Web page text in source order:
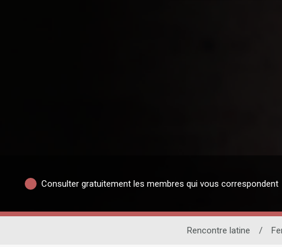
Consulter gratuitement les membres qui vous correspondent
Rencontre latine /